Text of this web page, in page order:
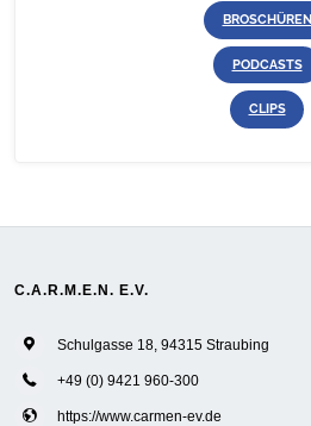
BROSCHÜREN
PODCASTS
CLIPS
C.A.R.M.E.N. E.V.
Schulgasse 18, 94315 Straubing
+49 (0) 9421 960-300
https://www.carmen-ev.de